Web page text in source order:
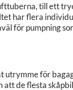
till ett
har flera
för pumpning
utrymme för
att de flesta